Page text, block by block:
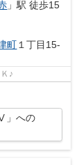
」駅 徒歩15
町 １丁目15-
♪
」への